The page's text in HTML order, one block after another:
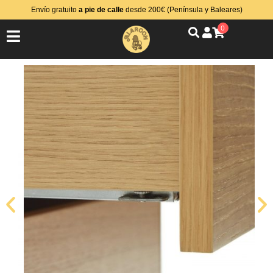
Envío gratuito a pie de calledesde 200€ (Península y Baleares)
0